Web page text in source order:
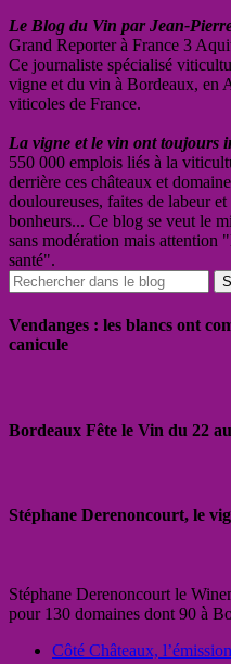
Le Blog du Vin par Jean-
Grand Reporter à France 3
Ce journaliste spécialisé
vigne et du vin à Bordeaux, en
viticoles de France.
La vigne et le vin ont toujours
550 000 emplois liés à la
derrière ces châteaux et
douloureuses, faites de labeur
bonheurs... Ce blog se veut le
sans modération mais attention
santé".
Vendanges : les blancs ont
canicule
Bordeaux Fête le Vin du 22
Stéphane Derenoncourt, le
Stéphane Derenoncourt le
pour 130 domaines dont 90 à
Côté Châteaux,